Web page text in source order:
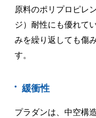
原料のポリプロピレ
ジ）耐性にも優れて
みを繰り返しても傷
す。
緩衝性
プラダンは、中空構